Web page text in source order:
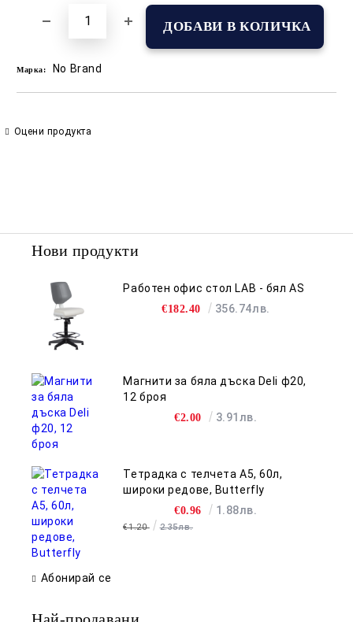
Марка: No Brand
Оцени продукта
Нови продукти
Работен офис стол LAB - бял AS
€182.40 356.74лв.
Магнити за бяла дъска Deli ф20,
12 броя
€2.00 3.91лв.
Тетрадка с телчета А5, 60л,
широки редове, Butterfly
€0.96 1.88лв.
€1.20 2.35лв.
Абонирай се
Най-продавани